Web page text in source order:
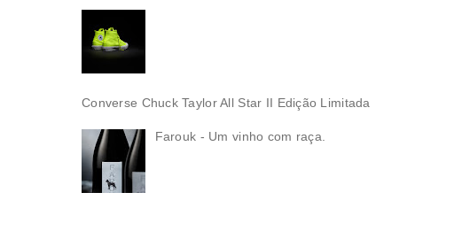
Converse Chuck Taylor All Star II Edição Limitada
Farouk - Um vinho com raça.